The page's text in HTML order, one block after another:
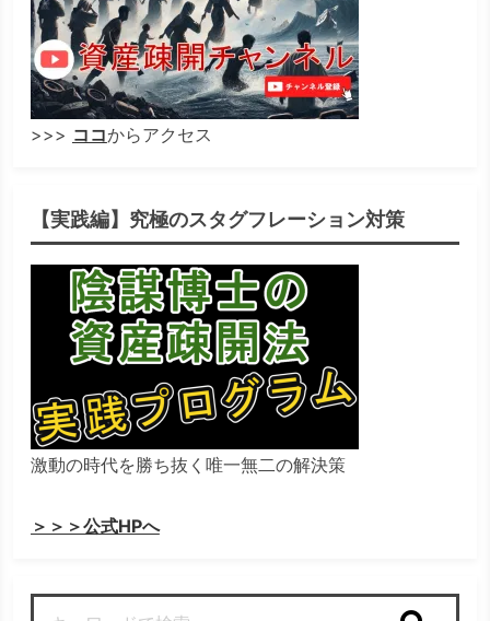
>>> ココからアクセス
【実践編】究極のスタグフレーション対策
激動の時代を勝ち抜く唯一無二の解決策
＞＞＞公式HPへ